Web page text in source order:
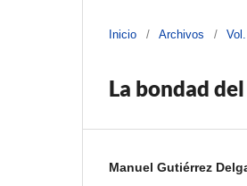
Inicio / Archivos /
La bondad
Manuel Gutiérrez